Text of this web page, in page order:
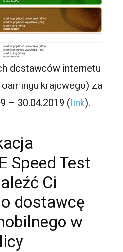
dostawców internetu
krajowego) za
– 30.04.2019 (link).
Speed Test
Ci
dostawcę
w